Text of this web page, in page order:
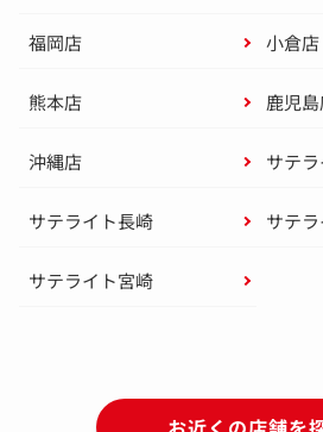
福岡店 小倉店
熊本店 鹿児
沖縄店 サテ
サテライト長崎 サテ
サテライト宮崎